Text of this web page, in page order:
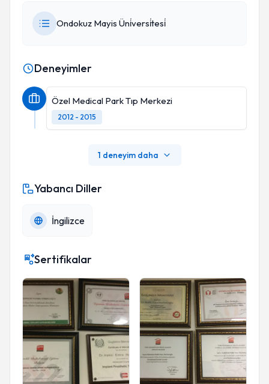
Ondokuz Mayis Üni̇versi̇tesi̇
Deneyimler
Özel Medical Park Tıp Merkezi
2012 - 2015
1 deneyim daha
Yabancı Diller
İngilizce
Sertifikalar